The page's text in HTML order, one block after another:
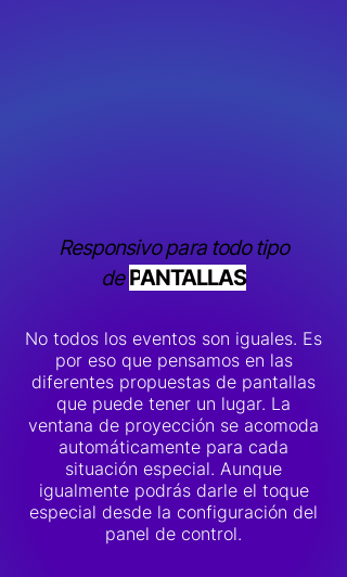
Responsivo para todo tipo
de PANTALLAS
No todos los eventos son iguales. Es
por eso que pensamos en las
diferentes propuestas de pantallas
que puede tener un lugar. La
ventana de proyección se acomoda
automáticamente para cada
situación especial. Aunque
igualmente podrás darle el toque
especial desde la configuración del
panel de control.